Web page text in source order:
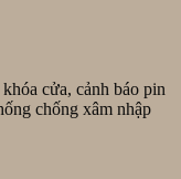
cửa, cảnh báo pin
chống xâm nhập